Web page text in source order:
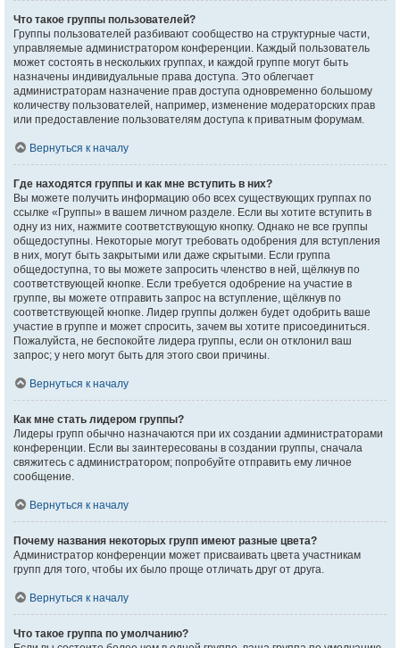
Что такое группы пользователей?
Группы пользователей разбивают сообщество на структурные части,
управляемые администратором конференции. Каждый пользователь
может состоять в нескольких группах, и каждой группе могут быть
назначены индивидуальные права доступа. Это облегчает
администраторам назначение прав доступа одновременно большому
количеству пользователей, например, изменение модераторских прав
или предоставление пользователям доступа к приватным форумам.
Вернуться к началу
Где находятся группы и как мне вступить в них?
Вы можете получить информацию обо всех существующих группах по
ссылке «Группы» в вашем личном разделе. Если вы хотите вступить в
одну из них, нажмите соответствующую кнопку. Однако не все группы
общедоступны. Некоторые могут требовать одобрения для вступления
в них, могут быть закрытыми или даже скрытыми. Если группа
общедоступна, то вы можете запросить членство в ней, щёлкнув по
соответствующей кнопке. Если требуется одобрение на участие в
группе, вы можете отправить запрос на вступление, щёлкнув по
соответствующей кнопке. Лидер группы должен будет одобрить ваше
участие в группе и может спросить, зачем вы хотите присоединиться.
Пожалуйста, не беспокойте лидера группы, если он отклонил ваш
запрос; у него могут быть для этого свои причины.
Вернуться к началу
Как мне стать лидером группы?
Лидеры групп обычно назначаются при их создании администраторами
конференции. Если вы заинтересованы в создании группы, сначала
свяжитесь с администратором; попробуйте отправить ему личное
сообщение.
Вернуться к началу
Почему названия некоторых групп имеют разные цвета?
Администратор конференции может присваивать цвета участникам
групп для того, чтобы их было проще отличать друг от друга.
Вернуться к началу
Что такое группа по умолчанию?